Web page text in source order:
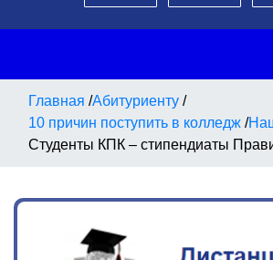
Главная /Абитуриенту /
10 причин поступить в колледж /
Студенты КПК – стипендиаты